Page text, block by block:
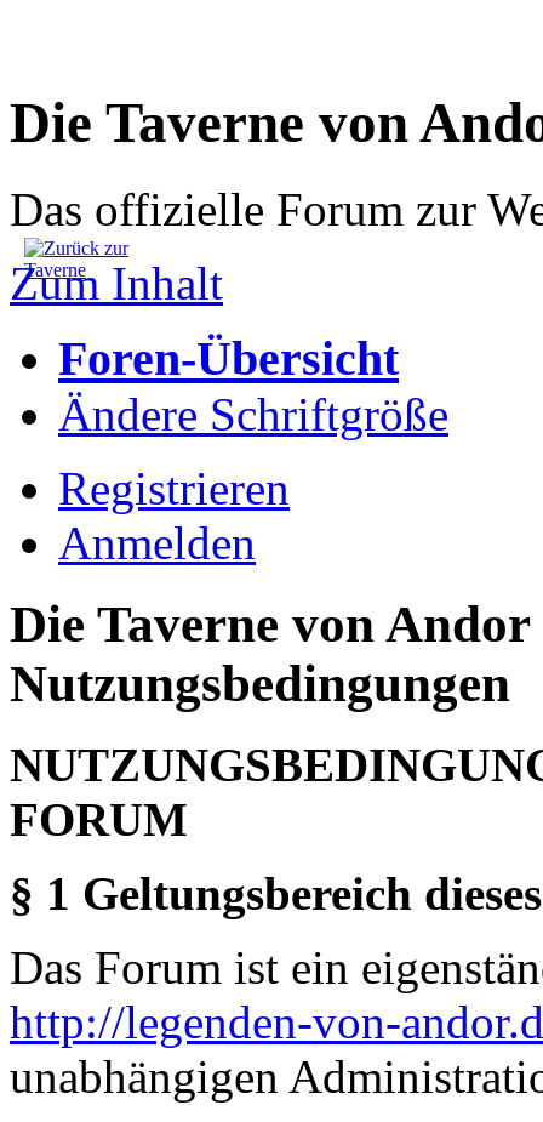
Die Taverne von
Das offizielle Forum zur
Zum Inhalt
Foren-Übersicht
Ändere Schriftgröße
Registrieren
Anmelden
Die Taverne von Andor
Nutzungsbedingungen
FORUM
§ 1 Geltungsbereich
Das Forum ist ein
http://legenden-von-
unabhängigen